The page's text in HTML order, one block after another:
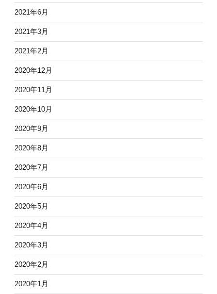
2021年6月
2021年3月
2021年2月
2020年12月
2020年11月
2020年10月
2020年9月
2020年8月
2020年7月
2020年6月
2020年5月
2020年4月
2020年3月
2020年2月
2020年1月